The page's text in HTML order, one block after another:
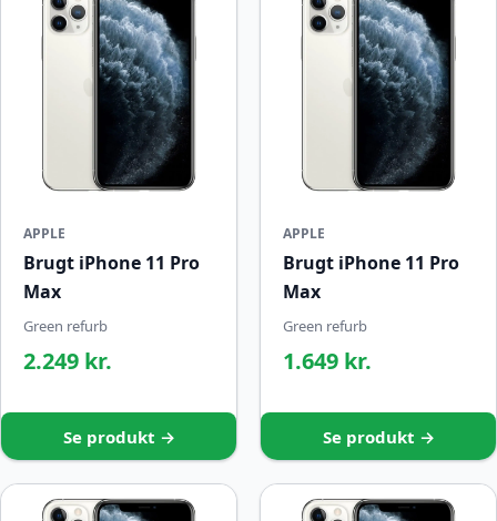
APPLE
Brugt iPhone 11 Pro
Max
Green refurb
2.249 kr.
Se produkt →
APPLE
Brugt iPhone 11 Pro
Max
Green refurb
1.649 kr.
Se produkt →